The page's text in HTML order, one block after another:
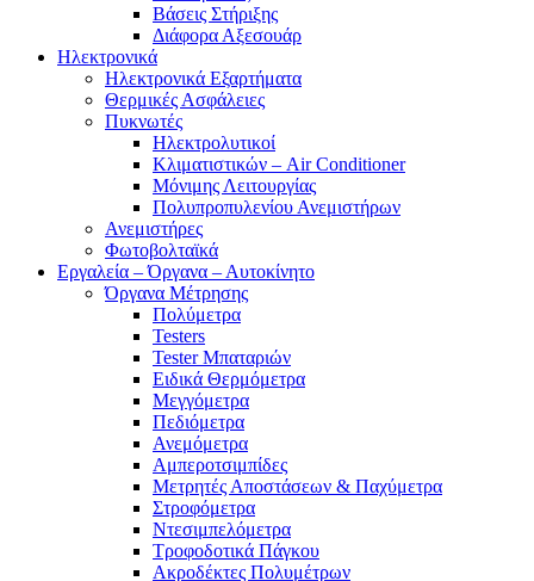
Βάσεις Στήριξης
Διάφορα Αξεσουάρ
Ηλεκτρονικά
Ηλεκτρονικά Εξαρτήματα
Θερμικές Ασφάλειες
Πυκνωτές
Ηλεκτρολυτικοί
Κλιματιστικών – Air Conditioner
Μόνιμης Λειτουργίας
Πολυπροπυλενίου Ανεμιστήρων
Ανεμιστήρες
Φωτοβολταϊκά
Εργαλεία – Όργανα – Αυτοκίνητο
Όργανα Μέτρησης
Πολύμετρα
Testers
Tester Μπαταριών
Ειδικά Θερμόμετρα
Μεγγόμετρα
Πεδιόμετρα
Ανεμόμετρα
Αμπεροτσιμπίδες
Μετρητές Αποστάσεων & Παχύμετρα
Στροφόμετρα
Ντεσιμπελόμετρα
Τροφοδοτικά Πάγκου
Ακροδέκτες Πολυμέτρων